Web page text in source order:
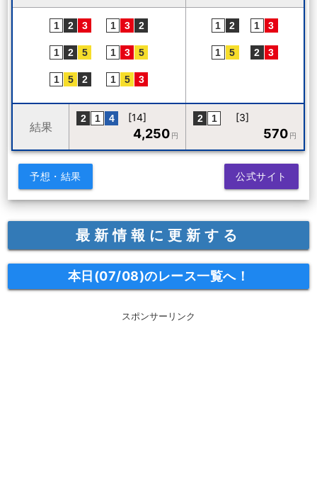
結果
[14]
4,250 円
[3]
570 円
予想・結果 公式サイト
最新情報に更新する
本日(07/08)のレース一覧へ！
スポンサーリンク